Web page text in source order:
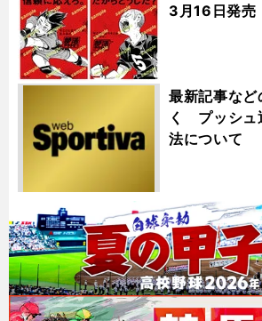
3月16日発売
最新記事な
く プッシュ
法について